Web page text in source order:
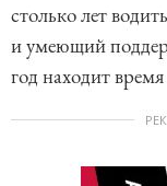
столько лет
и умеющий
год находит